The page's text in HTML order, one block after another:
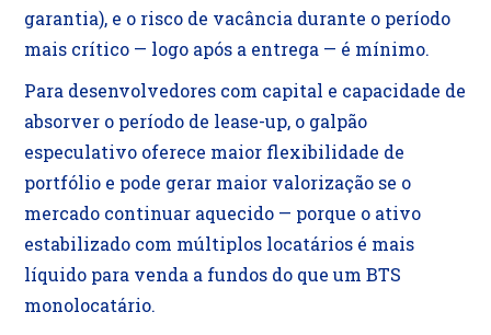
garantia), e o risco de vacância durante o período
mais crítico — logo após a entrega — é mínimo.
Para desenvolvedores com capital e capacidade de
absorver o período de lease-up, o galpão
especulativo oferece maior flexibilidade de
portfólio e pode gerar maior valorização se o
mercado continuar aquecido — porque o ativo
estabilizado com múltiplos locatários é mais
líquido para venda a fundos do que um BTS
monolocatário.